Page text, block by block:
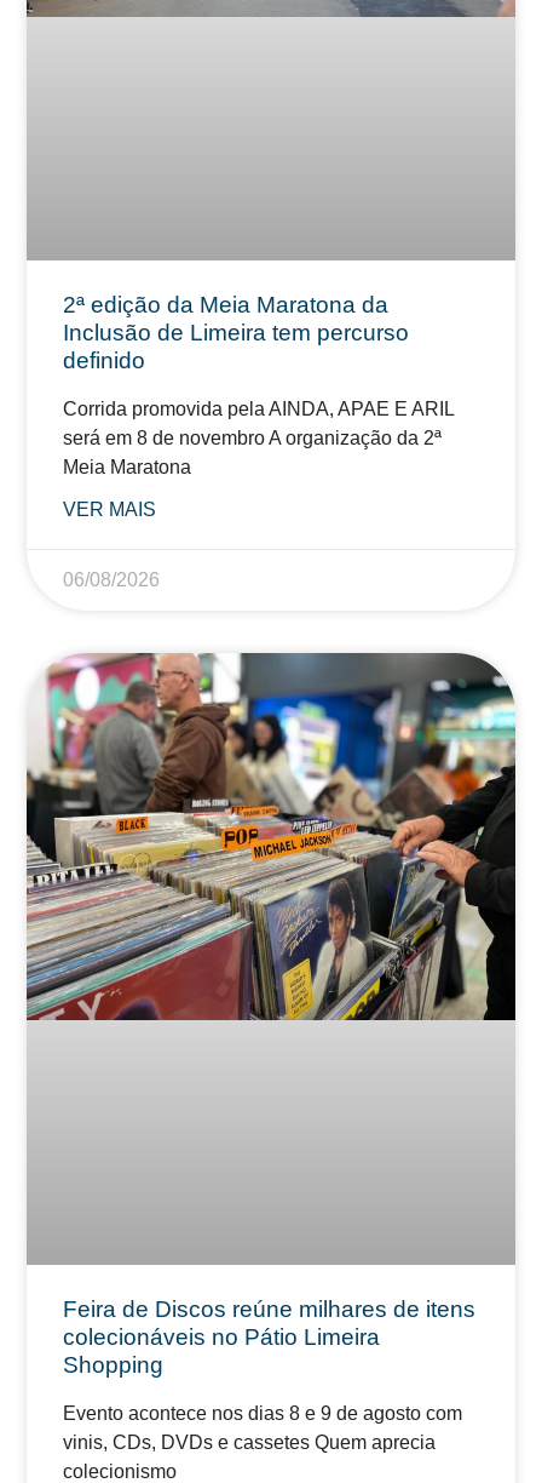
2ª edição da Meia Maratona da
Inclusão de Limeira tem percurso
definido
Corrida promovida pela AINDA, APAE E ARIL
será em 8 de novembro A organização da 2ª
Meia Maratona
VER MAIS
06/08/2026
Feira de Discos reúne milhares de itens
colecionáveis no Pátio Limeira
Shopping
Evento acontece nos dias 8 e 9 de agosto com
vinis, CDs, DVDs e cassetes Quem aprecia
colecionismo